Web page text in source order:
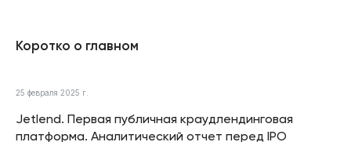
Коротко о главном
25 февраля 2025 г.
Jetlend. Первая публичная краудлендинговая
платформа. Аналитический отчет перед IPO